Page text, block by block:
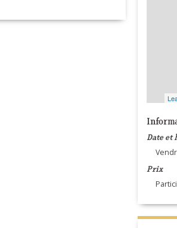
Date et
Prix